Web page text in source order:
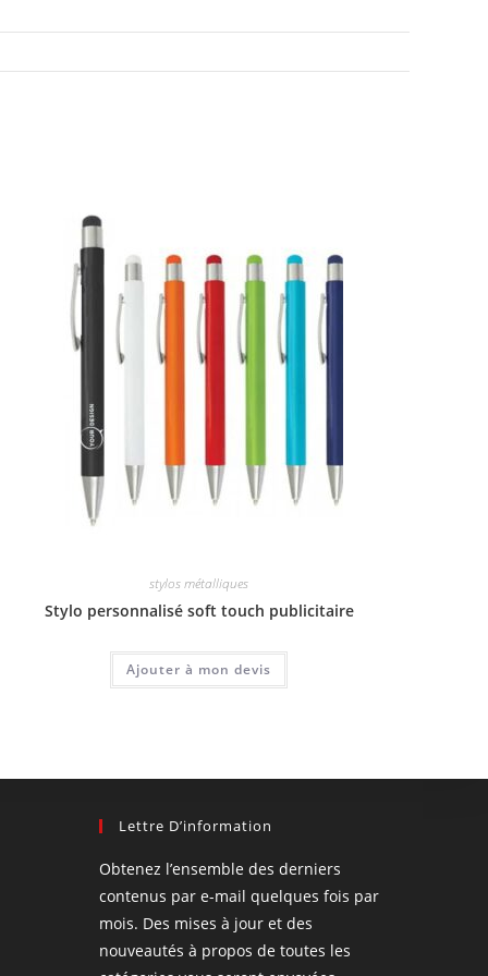
stylos métalliques
Stylo personnalisé soft touch publicitaire
Ajouter à mon devis
Lettre D’information
Obtenez l’ensemble des derniers
contenus par e-mail quelques fois par
mois. Des mises à jour et des
nouveautés à propos de toutes les